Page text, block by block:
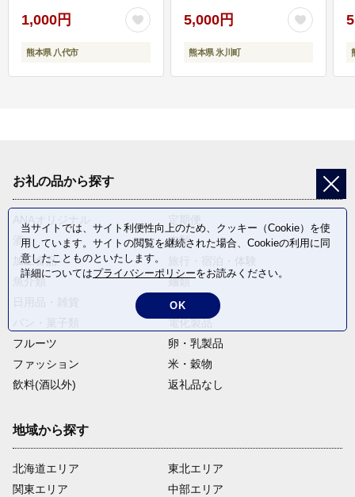
1,000円
熊本県 八代市
5,000円
熊本県 氷川町
お礼の品から探す
酒
肉類
加工食品
魚介類
麺類
野菜
電化製品
フルーツ
卵・乳製品
ファッション
米・穀物
飲料(酒以外)
返礼品なし
地域から探す
北海道エリア
関東エリア
東北エリア
中部エリア
当サイトでは、サイト利便性向上のため、クッキー（Cookie）を使
用しています。サイトの閲覧を継続された場合、Cookieの利用に同
意したことものといたします。
詳細についてはプライバシーポリシーをお読みください。
OK